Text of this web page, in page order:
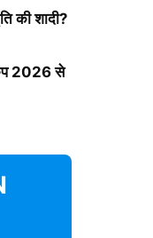
की शादी?
2026 से